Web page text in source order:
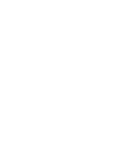
Ricetta
questa